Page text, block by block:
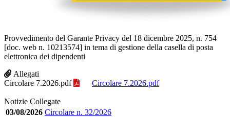
Provvedimento del Garante Privacy del 18 dicembre 2025, n. 754
[doc. web n. 10213574] in tema di gestione della casella di posta
elettronica dei dipendenti
Allegati
Circolare 7.2026.pdf
Circolare 7.2026.pdf
Notizie Collegate
03/08/2026 Circolare n. 32/2026